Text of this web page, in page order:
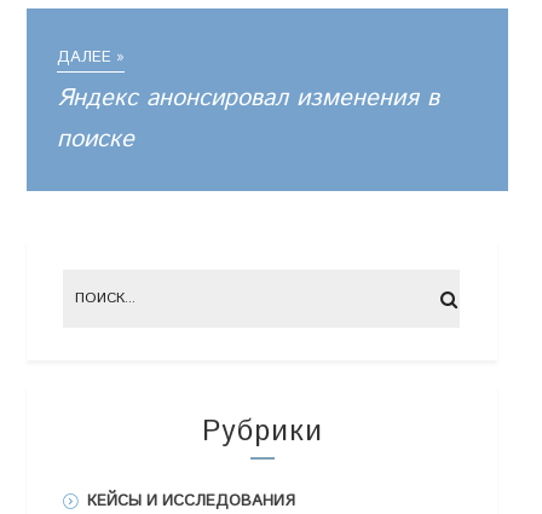
ДАЛЕЕ »
Яндекс анонсировал изменения в
поиске
Рубрики
КЕЙСЫ И ИССЛЕДОВАНИЯ